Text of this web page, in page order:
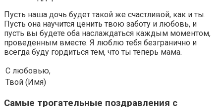
Пусть наша дочь будет такой же счастливой, как и ты.
Пусть она научится ценить твою заботу и любовь, и
пусть вы будете оба наслаждаться каждым моментом,
проведенным вместе. Я люблю тебя безгранично и
всегда буду гордиться тем, что ты теперь мама.
С любовью,
Твой (Имя)
Самые трогательные поздравления с